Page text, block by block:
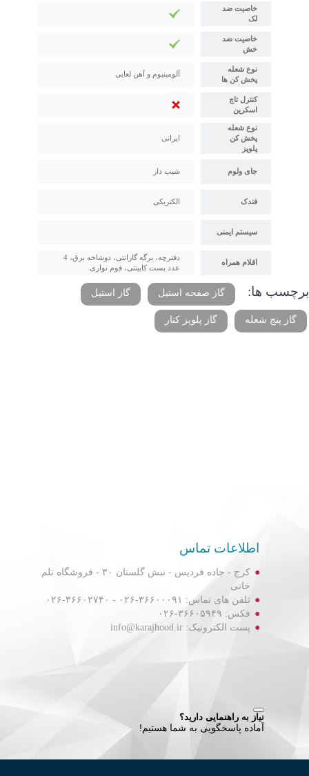
خاصیت ضد
لک
خاصیت ضد
خش
نوع شعله
پخش کن ها
آلومینیوم و آهن لعابی
کنترل تاچ
اسکرین
نوع شعله
پخش کن
پلوپز
ایرانی
جای ولوم شیب دار
فندک الکتریکی
سیستم ایمنی
اقلام همراه
دفترچه، برگه گارانتی، دوشاخه برق، 4
عدد بست کابینتی، فوم نواری
برچسب ها: گاز صفحه استیل گاز استیل
گاز پنج شعله گاز پلوپز کنار
اطلاعات تماس
کرج - جاده فردیس - نبش گلستان ۳۰ - فروشگاه تلم
خانی
تلفن های تماس: ۳۶۶۰۰۰۹۱-۰۲۶ - ۳۶۶۰۲۷۴۰-۰۲۶
فکس: ۳۶۶۰۵۹۴۹-۰۲۶
پست الکترونیک: info@karajhood.ir